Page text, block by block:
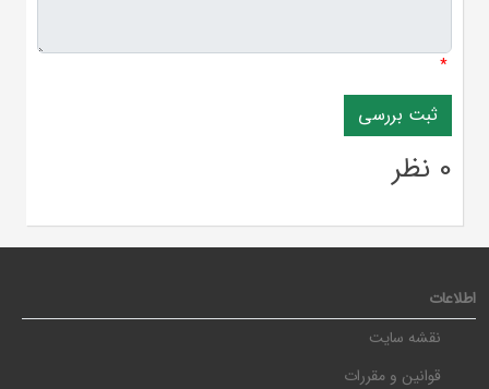
*
0 نظر
اطلاعات
نقشه سایت
قوانین و مقررات